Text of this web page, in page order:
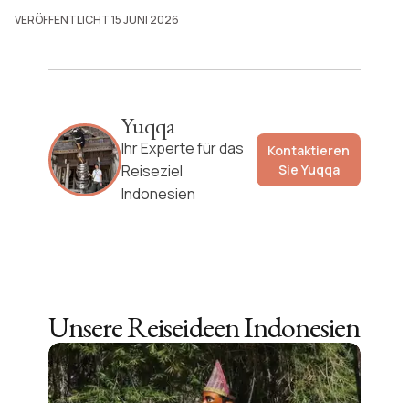
VERÖFFENTLICHT 15 JUNI 2026
Yuqqa
Ihr Experte für das
Reiseziel
Indonesien
Kontaktieren
Sie Yuqqa
Unsere ReiseideenIndonesien